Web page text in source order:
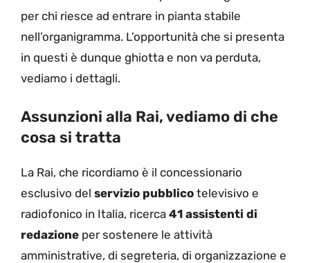
per chi riesce ad entrare in pianta stabile
nell’organigramma. L’opportunità che si presenta
in questi è dunque ghiotta e non va perduta,
vediamo i dettagli.
Assunzioni alla Rai, vediamo di che
cosa si tratta
La Rai, che ricordiamo è il concessionario
esclusivo del servizio pubblico televisivo e
radiofonico in Italia, ricerca 41 assistenti di
redazione per sostenere le attività
amministrative, di segreteria, di organizzazione e